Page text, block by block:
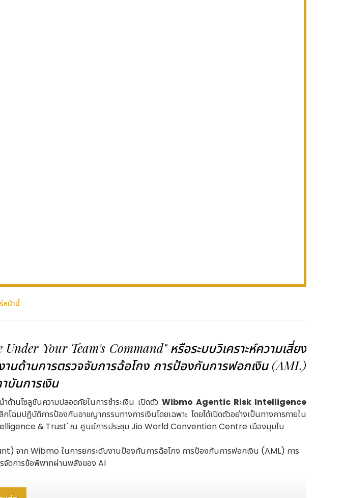
หน้านี้
Your Team's Command" หรือระบบวิเคราะห์ความเสี่ยง
ด้านการตรวจจับการฉ้อโกง การป้องกันการฟอกเงิน (AML)
บันการเงิน
ซลูชันความปลอดภัยในการชำระเงิน เปิดตัว Wibmo Agentic Risk Intelligence
ฏิบัติการป้องกันอาชญากรรมทางการเงินโดยเฉพาะ โดยได้เปิดตัวอย่างเป็นทางการภายใน
& Trust' ณ ศูนย์การประชุม Jio World Convention Centre เมืองมุมไบ